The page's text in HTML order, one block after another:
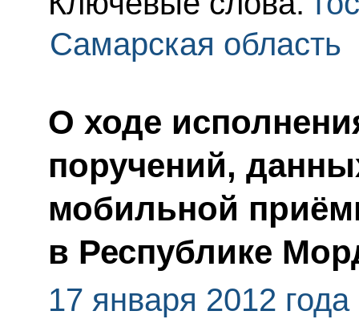
Самарская область
О ходе
поручений,
мобильной
в Республике
17 января 2012 года